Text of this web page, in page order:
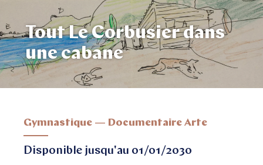
Tout Le Corbusier dans
une cabane
Gymnastique — Documentaire Arte
Disponible jusqu'au 01/01/2030